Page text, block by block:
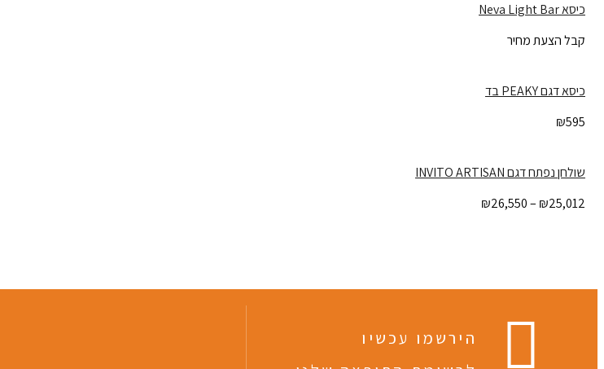
כיסא Neva Light Bar
קבל הצעת מחיר
כיסא דגם PEAKY בד
₪595
שולחן נפתח דגם INVITO ARTISAN
₪25,012
–
₪26,550
הירשמו עכשיו